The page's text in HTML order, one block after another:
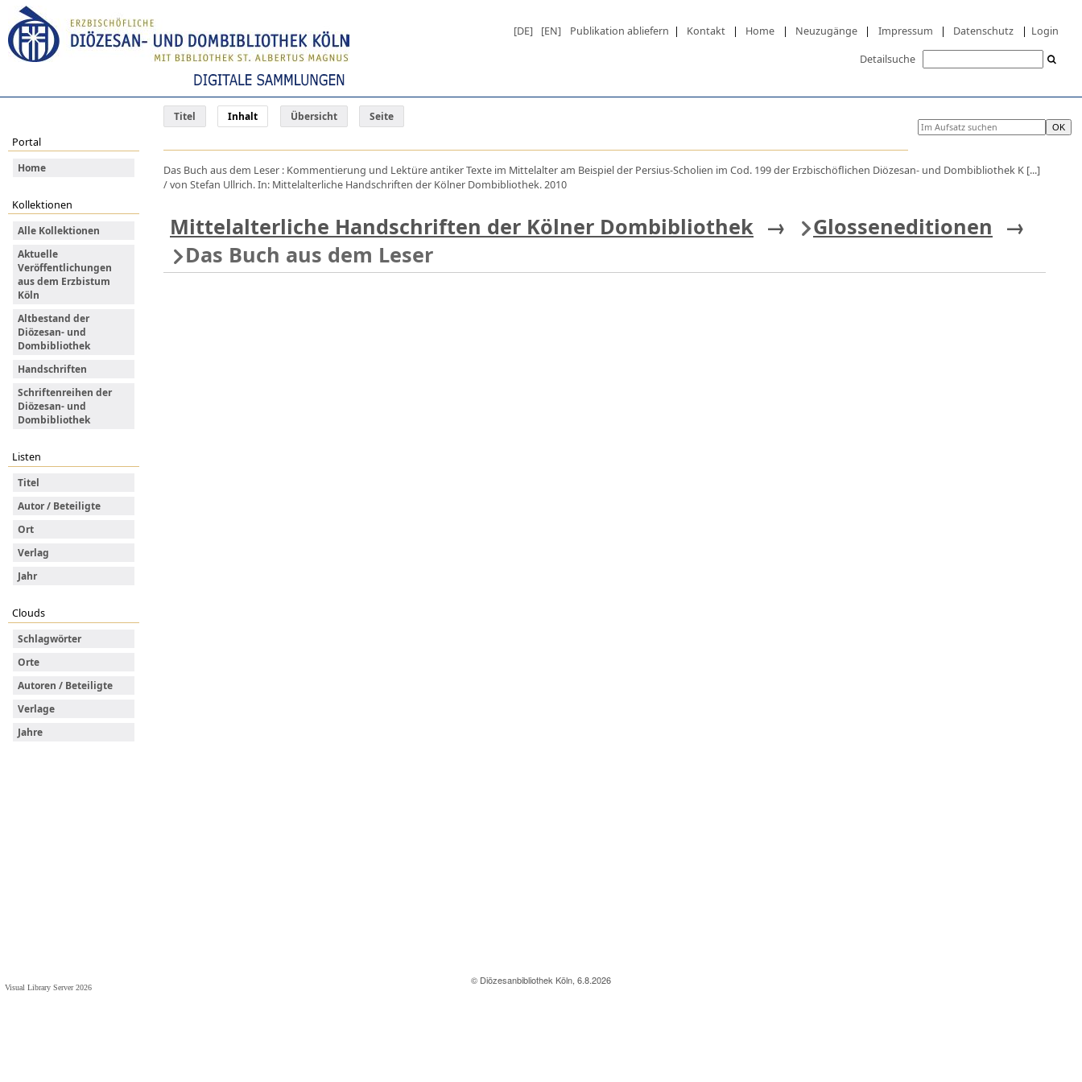
© Diözesanbibliothek Köln, 6.8.2026
Visual Library Server 2026
[DE] [EN] Publikation abliefern | Kontakt | Home | Neuzugänge | Impressum | Datenschutz | Login
Detailsuche
Titel Inhalt Übersicht Seite
Portal
Home
Kollektionen
Alle Kollektionen
Aktuelle
Veröffentlichungen
aus dem Erzbistum
Köln
Altbestand der
Diözesan- und
Dombibliothek
Handschriften
Schriftenreihen der
Diözesan- und
Dombibliothek
Listen
Titel
Autor / Beteiligte
Ort
Verlag
Jahr
Clouds
Schlagwörter
Orte
Autoren / Beteiligte
Verlage
Jahre
Das Buch aus dem Leser : Kommentierung und Lektüre antiker Texte im Mittelalter am Beispiel der Persius-Scholien im Cod. 199 der Erzbischöflichen Diözesan- und Dombibliothek K [...]
/ von Stefan Ullrich. In: Mittelalterliche Handschriften der Kölner Dombibliothek. 2010
Mittelalterliche Handschriften der Kölner Dombibliothek → Glosseneditionen →
Das Buch aus dem Leser